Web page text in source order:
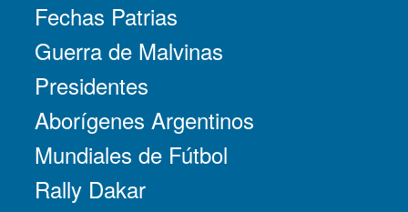
Fechas Patrias
Guerra de Malvinas
Presidentes
Aborígenes Argentinos
Mundiales de Fútbol
Rally Dakar